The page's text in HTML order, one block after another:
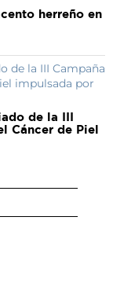
herreño en
de la III
Cáncer de Piel